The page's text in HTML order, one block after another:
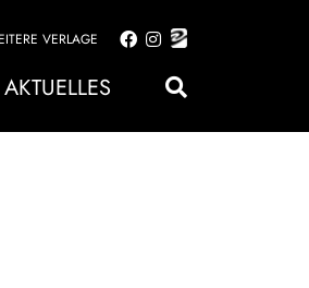
VERLAGE
Zur
springen
Zum
springen
AKTUELLES